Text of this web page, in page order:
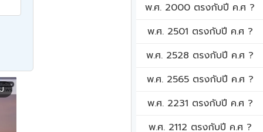
พ.ศ. 2000 ตรงกับปี ค.ศ ?
พ.ศ. 2501 ตรงกับปี ค.ศ ?
พ.ศ. 2528 ตรงกับปี ค.ศ ?
พ.ศ. 2565 ตรงกับปี ค.ศ ?
พ.ศ. 2231 ตรงกับปี ค.ศ ?
พ.ศ. 2112 ตรงกับปี ค.ศ ?